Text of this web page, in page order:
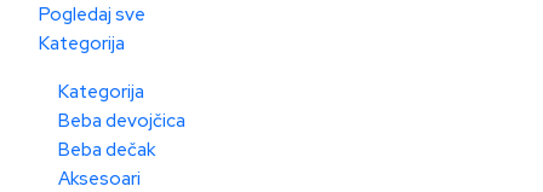
Pogledaj sve
Kategorija
Kategorija
Beba devojčica
Beba dečak
Aksesoari